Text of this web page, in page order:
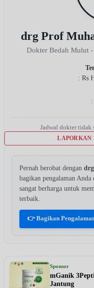
drg Prof
Dokter Bedah Mulut
: Rs
:
Jadwal dokter tidak
LAPORKAN
Pernah berobat dengan
bagikan pengalaman
sangat berharga untuk
terbaik.
👉 Bagikan
Sponsor
mGanik
Jantung